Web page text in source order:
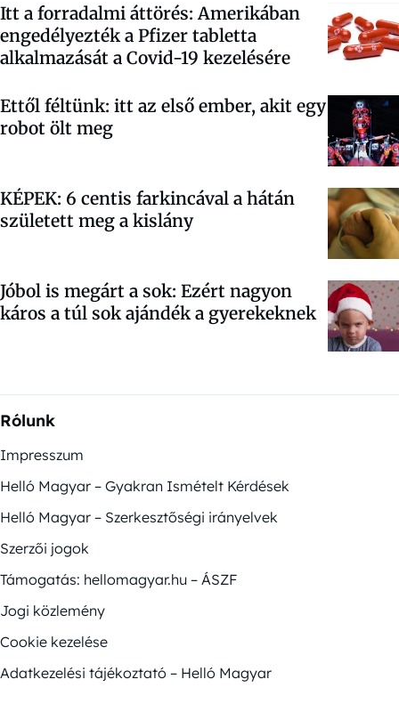
Itt a forradalmi áttörés: Amerikában
engedélyezték a Pfizer tabletta
alkalmazását a Covid-19 kezelésére
Ettől féltünk: itt az első ember, akit egy
robot ölt meg
KÉPEK: 6 centis farkincával a hátán
született meg a kislány
Jóbol is megárt a sok: Ezért nagyon
káros a túl sok ajándék a gyerekeknek
Rólunk
Impresszum
Helló Magyar – Gyakran Ismételt Kérdések
Helló Magyar – Szerkesztőségi irányelvek
Szerzői jogok
Támogatás: hellomagyar.hu – ÁSZF
Jogi közlemény
Cookie kezelése
Adatkezelési tájékoztató – Helló Magyar